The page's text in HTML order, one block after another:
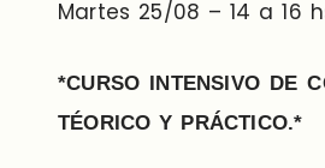
Martes 25/08 – 14 a 16
*CURSO INTENSIVO DE
TÉORICO Y PRÁCTICO.*